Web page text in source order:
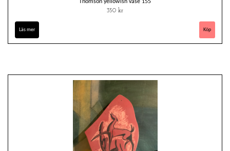
Thomson yellowish vase 155
350 kr
Läs mer